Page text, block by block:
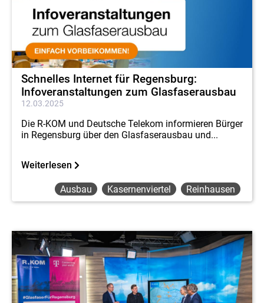
Schnelles Internet für Regensburg:
Infoveranstaltungen zum Glasfaserausbau
12.03.2025
Die R-KOM und Deutsche Telekom informieren Bürger
in Regensburg über den Glasfaserausbau und...
Weiterlesen
Ausbau Kasernenviertel Reinhausen